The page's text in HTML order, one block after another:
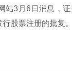
站3月6日消息，
股票注册的批复